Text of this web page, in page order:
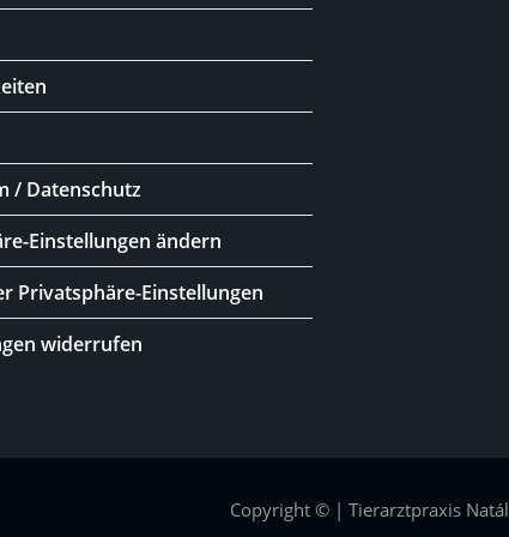
/ Datenschutz
Einstellungen ändern
Privatsphäre-Einstellungen
widerrufen
Copyright © | Tierarztpraxis